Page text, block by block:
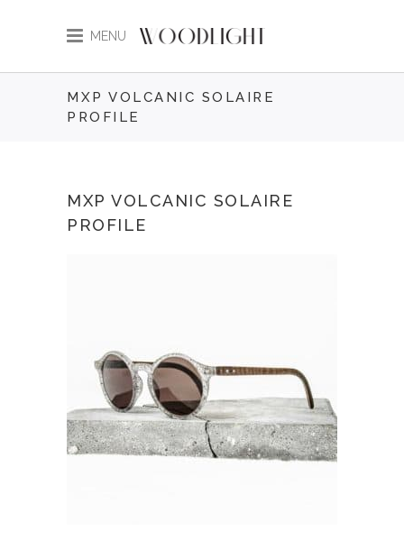
MENU
MXP VOLCANIC SOLAIRE
PROFILE
MXP VOLCANIC SOLAIRE
PROFILE